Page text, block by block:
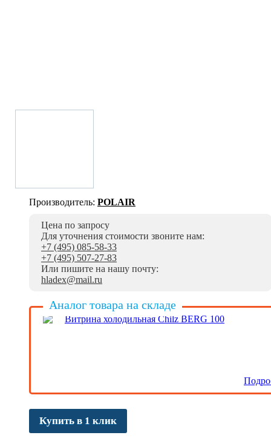
Производитель: POLAIR
Цена по запросу
Для уточнения стоимости звоните нам:
+7 (495) 085-58-33
+7 (495) 507-27-83
Или пишите на нашу почту:
hladex@mail.ru
Аналог товара на складе
Витрина холодильная Chilz BERG 100
Купить в 1 клик